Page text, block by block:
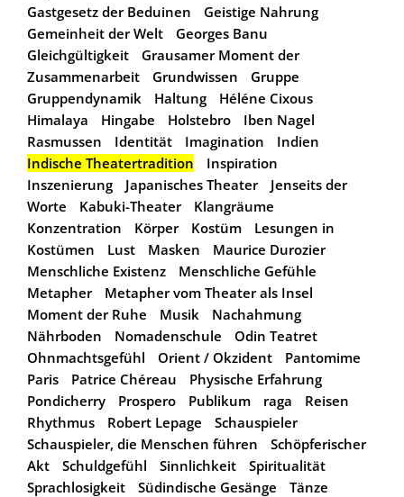
Gastgesetz der Beduinen
Geistige Nahrung
Gemeinheit der Welt
Georges Banu
Gleichgültigkeit
Grausamer Moment der
Zusammenarbeit
Grundwissen
Gruppe
Gruppendynamik
Haltung
Héléne Cixous
Himalaya
Hingabe Holstebro
Iben Nagel
Rasmussen
Identität Imagination
Indien
Indische Theatertradition
Inspiration
Inszenierung
Japanisches Theater
Jenseits der
Worte
Kabuki-Theater
Klangräume
Konzentration
Körper Kostüm
Lesungen in
Kostümen
Lust Masken
Maurice Durozier
Menschliche Existenz
Menschliche Gefühle
Metapher
Metapher vom Theater als Insel
Moment der Ruhe
Musik
Nachahmung
Nährboden
Nomadenschule
Odin Teatret
Ohnmachtsgefühl
Orient / Okzident
Pantomime
Paris
Patrice Chéreau
Physische Erfahrung
Pondicherry
Prospero Publikum raga
Reisen
Rhythmus
Robert Lepage
Schauspieler
Schauspieler, die Menschen führen
Schöpferischer
Akt
Schuldgefühl Sinnlichkeit
Spiritualität
Sprachlosigkeit
Südindische Gesänge
Tänze